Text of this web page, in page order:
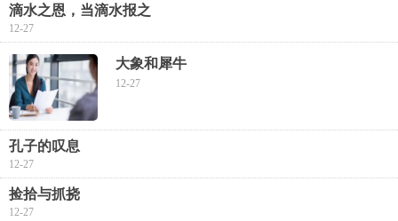
滴水之恩，当滴水报之
12-27
大象和犀牛
12-27
孔子的叹息
12-27
捡拾与抓挠
12-27